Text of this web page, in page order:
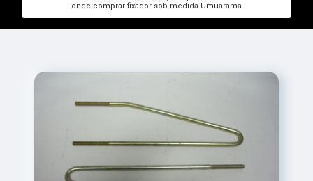
onde comprar fixador sob medida Umuarama